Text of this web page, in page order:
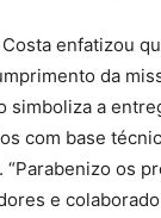
enfatizou
da
simboliza a
com base
os
e